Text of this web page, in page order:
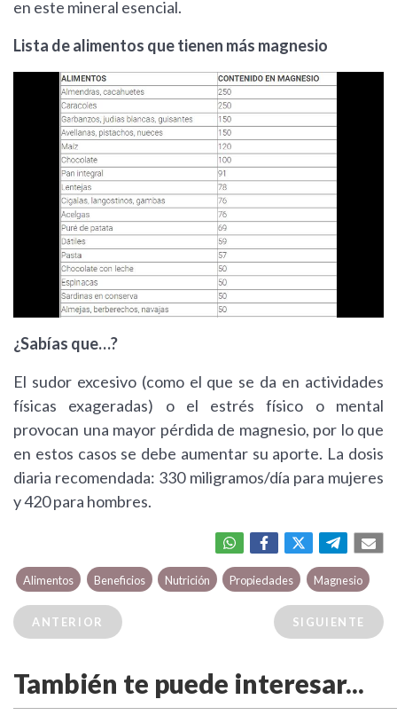
en este mineral esencial.
Lista de alimentos que tienen más magnesio
¿Sabías que…?
El sudor excesivo (como el que se da en actividades
físicas exageradas) o el estrés físico o mental
provocan una mayor pérdida de magnesio, por lo que
en estos casos se debe aumentar su aporte. La dosis
diaria recomendada: 330 miligramos/día para mujeres
y 420 para hombres.
Alimentos Beneficios Nutrición Propiedades Magnesio
ANTERIOR SIGUIENTE
También te puede interesar...